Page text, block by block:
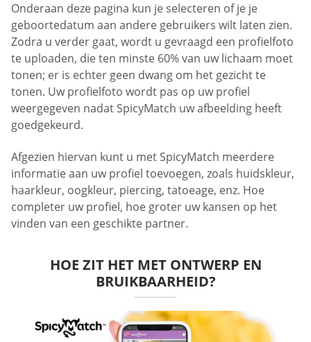
Onderaan deze pagina kun je selecteren of je je
geboortedatum aan andere gebruikers wilt laten zien.
Zodra u verder gaat, wordt u gevraagd een profielfoto
te uploaden, die ten minste 60% van uw lichaam moet
tonen; er is echter geen dwang om het gezicht te
tonen. Uw profielfoto wordt pas op uw profiel
weergegeven nadat SpicyMatch uw afbeelding heeft
goedgekeurd.
Afgezien hiervan kunt u met SpicyMatch meerdere
informatie aan uw profiel toevoegen, zoals huidskleur,
haarkleur, oogkleur, piercing, tatoeage, enz. Hoe
completer uw profiel, hoe groter uw kansen op het
vinden van een geschikte partner.
HOE ZIT HET MET ONTWERP EN
BRUIKBAARHEID?